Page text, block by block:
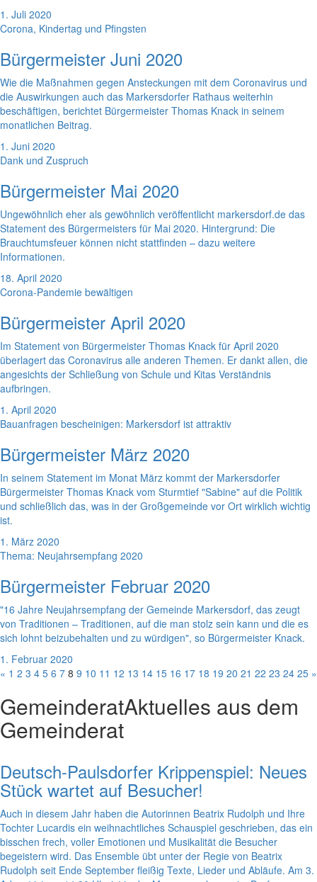
1. Juli 2020
Corona, Kindertag und Pfingsten
Bürgermeister Juni 2020
Wie die Maßnahmen gegen Ansteckungen mit dem Coronavirus und
die Auswirkungen auch das Markersdorfer Rathaus weiterhin
beschäftigen, berichtet Bürgermeister Thomas Knack in seinem
monatlichen Beitrag.
1. Juni 2020
Dank und Zuspruch
Bürgermeister Mai 2020
Ungewöhnlich eher als gewöhnlich veröffentlicht markersdorf.de das
Statement des Bürgermeisters für Mai 2020. Hintergrund: Die
Brauchtumsfeuer können nicht stattfinden – dazu weitere
Informationen.
18. April 2020
Corona-Pandemie bewältigen
Bürgermeister April 2020
Im Statement von Bürgermeister Thomas Knack für April 2020
überlagert das Coronavirus alle anderen Themen. Er dankt allen, die
angesichts der Schließung von Schule und Kitas Verständnis
aufbringen.
1. April 2020
Bauanfragen bescheinigen: Markersdorf ist attraktiv
Bürgermeister März 2020
In seinem Statement im Monat März kommt der Markersdorfer
Bürgermeister Thomas Knack vom Sturmtief "Sabine" auf die Politik
und schließlich das, was in der Großgemeinde vor Ort wirklich wichtig
ist.
1. März 2020
Thema: Neujahrsempfang 2020
Bürgermeister Februar 2020
"16 Jahre Neujahrsempfang der Gemeinde Markersdorf, das zeugt
von Traditionen – Traditionen, auf die man stolz sein kann und die es
sich lohnt beizubehalten und zu würdigen", so Bürgermeister Knack.
1. Februar 2020
« 1 2 3 4 5 6 7 8 9 10 11 12 13 14 15 16 17 18 19 20 21 22 23 24 25 »
GemeinderatAktuelles aus dem
Gemeinderat
Deutsch-Paulsdorfer Krippenspiel: Neues
Stück wartet auf Besucher!
Auch in diesem Jahr haben die Autorinnen Beatrix Rudolph und Ihre
Tochter Lucardis ein weihnachtliches Schauspiel geschrieben, das ein
bisschen frech, voller Emotionen und Musikalität die Besucher
begeistern wird. Das Ensemble übt unter der Regie von Beatrix
Rudolph seit Ende September fleißig Texte, Lieder und Abläufe. Am 3.